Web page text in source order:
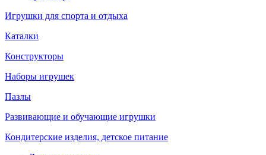
Игрушки для спорта и отдыха
Каталки
Конструкторы
Наборы игрушек
Пазлы
Развивающие и обучающие игрушки
Кондитерские изделия, детское питание